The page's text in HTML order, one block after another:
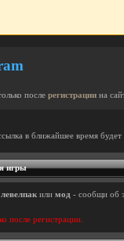
после регистрациина
в ближайшее время будет
игры
левелпак или мод - сообщи об
после регистрации.